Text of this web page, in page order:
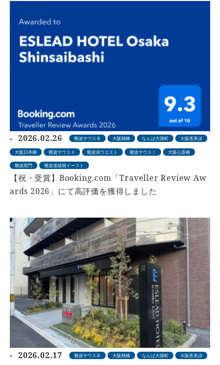
2026.02.26 難波サウスⅢ 大阪鶴橋 なんば大国町 大阪恵美須
大阪日本橋 難波サウスⅡ 難波戎ウエスト 難波サウスⅠ 大阪心斎橋
難波黒門 難波道頓堀イースト
【祝・受賞】Booking.com「Traveller Review Aw
ards 2026」にて高評価を獲得しました
2026.02.17 難波サウスⅢ 大阪鶴橋 なんば大国町 大阪恵美須